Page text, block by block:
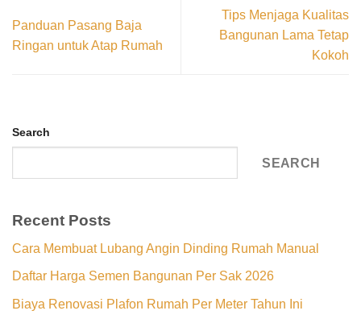
Panduan Pasang Baja
Ringan untuk Atap Rumah
Tips Menjaga Kualitas
Bangunan Lama Tetap
Kokoh
Search
SEARCH
Recent Posts
Cara Membuat Lubang Angin Dinding Rumah Manual
Daftar Harga Semen Bangunan Per Sak 2026
Biaya Renovasi Plafon Rumah Per Meter Tahun Ini